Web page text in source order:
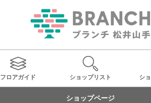
フロアガイド ショップリスト シ
ショップページ